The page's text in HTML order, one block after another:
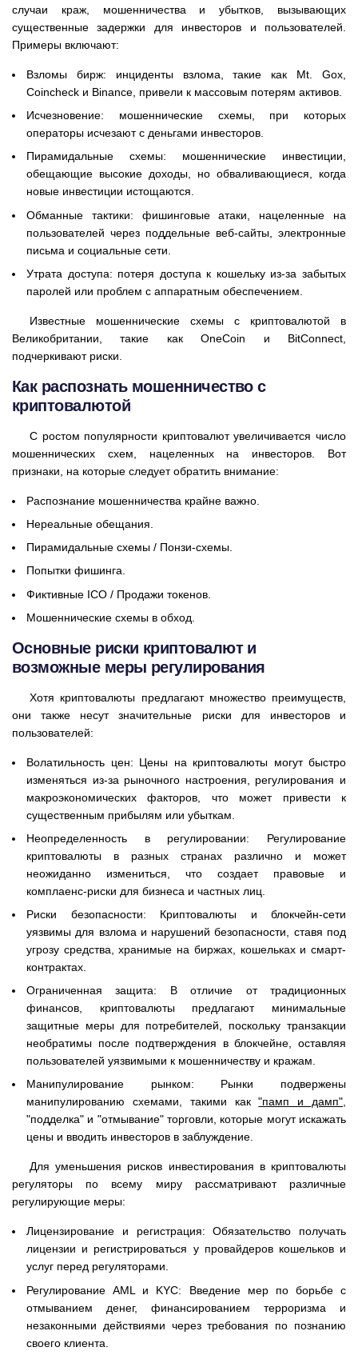
случаи краж, мошенничества и убытков, вызывающих
существенные задержки для инвесторов и пользователей.
Примеры включают:
Взломы бирж: инциденты взлома, такие как Mt. Gox,
Coincheck и Binance, привели к массовым потерям активов.
Исчезновение: мошеннические схемы, при которых
операторы исчезают с деньгами инвесторов.
Пирамидальные схемы: мошеннические инвестиции,
обещающие высокие доходы, но обваливающиеся, когда
новые инвестиции истощаются.
Обманные тактики: фишинговые атаки, нацеленные на
пользователей через поддельные веб-сайты, электронные
письма и социальные сети.
Утрата доступа: потеря доступа к кошельку из-за забытых
паролей или проблем с аппаратным обеспечением.
Известные мошеннические схемы с криптовалютой в
Великобритании, такие как OneCoin и BitConnect,
подчеркивают риски.
Как распознать мошенничество с
криптовалютой
С ростом популярности криптовалют увеличивается число
мошеннических схем, нацеленных на инвесторов. Вот
признаки, на которые следует обратить внимание:
Распознание мошенничества крайне важно.
Нереальные обещания.
Пирамидальные схемы / Понзи-схемы.
Попытки фишинга.
Фиктивные ICO / Продажи токенов.
Мошеннические схемы в обход.
Основные риски криптовалют и
возможные меры регулирования
Хотя криптовалюты предлагают множество преимуществ,
они также несут значительные риски для инвесторов и
пользователей:
Волатильность цен: Цены на криптовалюты могут быстро
изменяться из-за рыночного настроения, регулирования и
макроэкономических факторов, что может привести к
существенным прибылям или убыткам.
Неопределенность в регулировании: Регулирование
криптовалюты в разных странах различно и может
неожиданно измениться, что создает правовые и
комплаенс-риски для бизнеса и частных лиц.
Риски безопасности: Криптовалюты и блокчейн-сети
уязвимы для взлома и нарушений безопасности, ставя под
угрозу средства, хранимые на биржах, кошельках и смарт-
контрактах.
Ограниченная защита: В отличие от традиционных
финансов, криптовалюты предлагают минимальные
защитные меры для потребителей, поскольку транзакции
необратимы после подтверждения в блокчейне, оставляя
пользователей уязвимыми к мошенничеству и кражам.
Манипулирование рынком: Рынки подвержены
манипулированию схемами, такими как"памп и дамп",
"подделка" и "отмывание" торговли, которые могут искажать
цены и вводить инвесторов в заблуждение.
Для уменьшения рисков инвестирования в криптовалюты
регуляторы по всему миру рассматривают различные
регулирующие меры:
Лицензирование и регистрация: Обязательство получать
лицензии и регистрироваться у провайдеров кошельков и
услуг перед регуляторами.
Регулирование AML и KYC: Введение мер по борьбе с
отмыванием денег, финансированием терроризма и
незаконными действиями через требования по познанию
своего клиента.